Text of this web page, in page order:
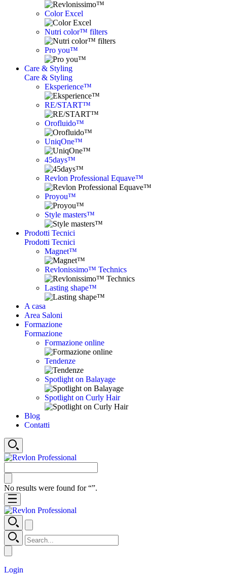
Color Excel
Nutri color™ filters
Pro you™
Care & Styling
Care & Styling
Eksperience™
RE/START™
Orofluido™
UniqOne™
45days™
Revlon Professional Equave™
Proyou™
Style masters™
Prodotti Tecnici
Prodotti Tecnici
Magnet™
Revlonissimo™ Technics
Lasting shape™
A casa
Area Saloni
Formazione
Formazione
Formazione online
Tendenze
Spotlight on Balayage
Spotlight on Curly Hair
Blog
Contatti
No results were found for “”.
Login